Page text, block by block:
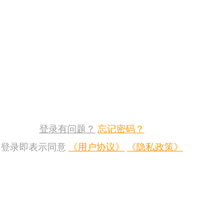
登录有问题？ 忘记密码？
登录即表示同意
《用户协议》
《隐私政策》